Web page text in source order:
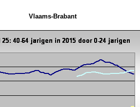
Vlaams-Brabant